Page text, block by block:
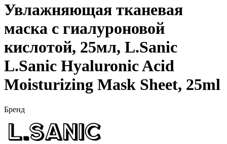
Увлажняющая тканевая
маска с гиалуроновой
кислотой, 25мл, L.Sanic
L.Sanic Hyaluronic Acid
Moisturizing Mask Sheet, 25ml
Бренд